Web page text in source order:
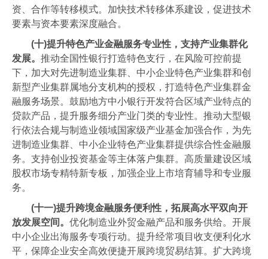
资、合作等转移模式。加快技术转移体系建设，促进技术
要素与资本要素深度融合。
(十)提升特色产业金融服务专业性，支持产业集群化
发展。 推动全国性银行打造特色支行，在风险可控前提
下，加大对先进制造业集群、中小企业特色产业集群和创
新型产业集群属地分支机构的授权，打造特色产业集群金
融服务场景。鼓励地方中小银行开发符合区域产业特点的
贷款产品，提升服务细分产业门类的专业性。推动大型银
行依法合规与制造业领域国家级产业基金加强合作，为先
进制造业集群、中小企业特色产业集群提供综合性金融服
务。支持创业投资基金等主体落户集群。高质量建设区域
股权市场专精特新专板，加强企业上市培育辅导和专业服
务。
(十一)提升跨境金融服务便利性，拓展高水平双向开
放发展空间。 优化制造业外贸金融产品和服务供给。开展
中小企业出海服务专项行动。提升经常项目收支便利化水
平，保障企业安全高效便捷开展跨境贸易结算。扩大跨境